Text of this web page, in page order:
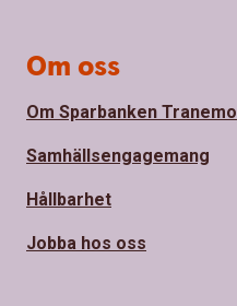
Om oss
Om Sparbanken Tranemo
Samhällsengagemang
Hållbarhet
Jobba hos oss